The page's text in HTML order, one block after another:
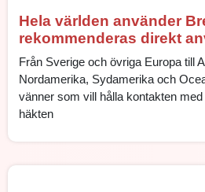
Hela världen använder
rekommenderas direkt
Från Sverige och övriga Europa till
Nordamerika, Sydamerika och
vänner som vill hålla kontakten
häkten